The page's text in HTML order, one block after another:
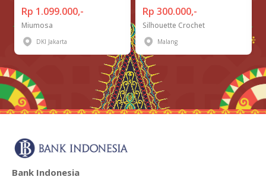
Rp 1.099.000,-
Miumosa
DKI Jakarta
Rp 300.000,-
Silhouette Crochet
Malang
Bank Indonesia